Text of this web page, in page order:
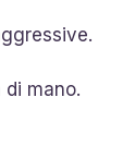
mano.